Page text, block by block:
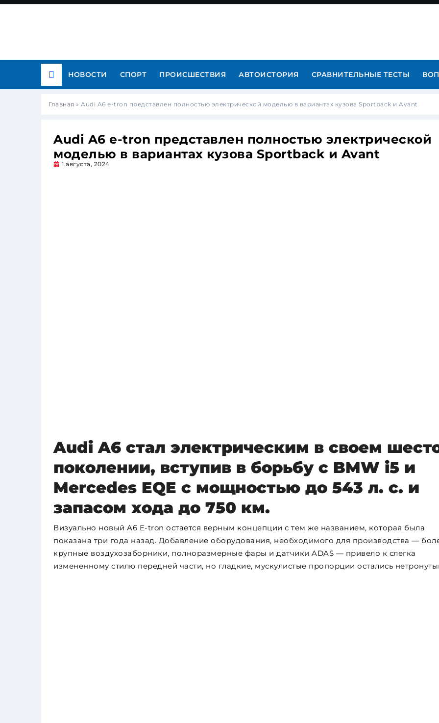
НОВОСТИ СПОРТ ПРОИСШЕСТВИЯ АВТОИСТОРИЯ СРАВНИТЕЛЬНЫЕ ТЕСТЫ
Главная » Audi A6 e-tron представлен ​​полностью электрической моделью в вариантах кузова Sportback и Avant
Audi A6 e-tron представлен ​​полностью электрической
моделью в вариантах кузова Sportback и Avant
1 августа, 2024
Audi A6 стал электрическим в своем
поколении, вступив в борьбу с BMW i5 и
Mercedes EQE с мощностью до 543 л. с. и
запасом хода до 750 км.
Визуально новый A6 E-tron остается верным концепции с тем же названием, которая была
показана три года назад. Добавление оборудования, необходимого для производства —
крупные воздухозаборники, полноразмерные фары и датчики ADAS — привело к слегка
измененному стилю передней части, но гладкие, мускулистые пропорции остались